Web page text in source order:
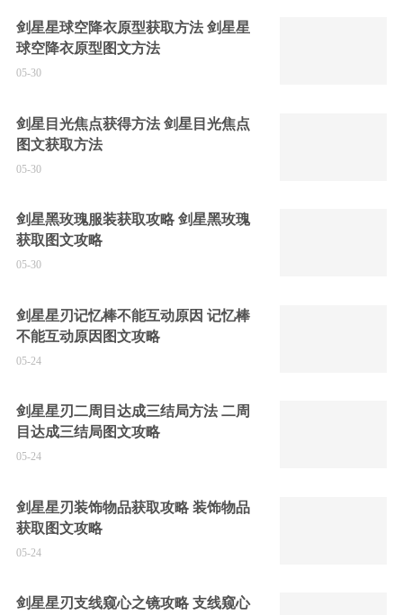
剑星星球空降衣原型获取方法 剑星星
球空降衣原型图文方法
05-30
剑星目光焦点获得方法 剑星目光焦点
图文获取方法
05-30
剑星黑玫瑰服装获取攻略 剑星黑玫瑰
获取图文攻略
05-30
剑星星刃记忆棒不能互动原因 记忆棒
不能互动原因图文攻略
05-24
剑星星刃二周目达成三结局方法 二周
目达成三结局图文攻略
05-24
剑星星刃装饰物品获取攻略 装饰物品
获取图文攻略
05-24
剑星星刃支线窥心之镜攻略 支线窥心